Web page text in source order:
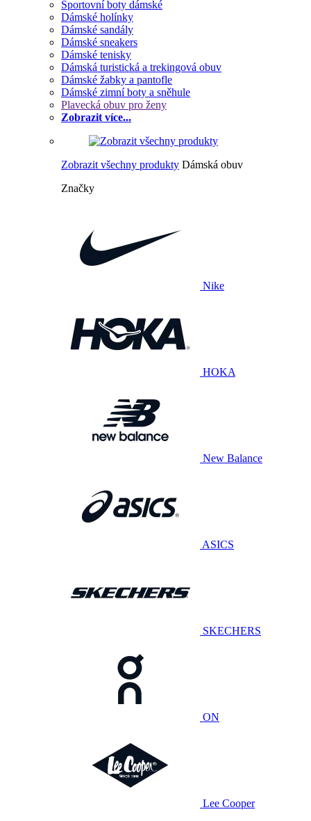
Sportovní boty dámské
Dámské holínky
Dámské sandály
Dámské sneakers
Dámské tenisky
Dámská turistická a trekingová obuv
Dámské žabky a pantofle
Dámské zimní boty a sněhule
Plavecká obuv pro ženy
Zobrazit více...
Zobrazit všechny produkty Dámská obuv
Značky
Nike
HOKA
New Balance
ASICS
SKECHERS
ON
Lee Cooper